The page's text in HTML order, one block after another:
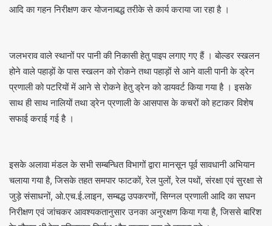
आदि का गहन निरीक्षण कर योजनाबद्ध तरीके से कार्य कराया जा रहा है ।
जलभराव वाले स्थानों पर पानी की निकासी हेतु पाइप लगाए गए हैं । बोल्डर स्खलन
होने वाले पहाड़ों के पास स्खलन को रोकने तथा पहाड़ों से आने वाली पानी के ड्रेन
प्रणाली को पटरियों में आने से रोकने हेतु ड्रेन को डायवर्ट किया गया है । इसके
साथ ही साथ नालियों तथा ड्रेन प्रणाली के आसपास के कचरों को हटाकर विशेष
सफाई कराई गई है ।
इसके अलावा मंडल के सभी सम्बन्धित विभागों द्वारा मानसून पूर्व सावधानी अभियान
चलाया गया है, जिसके तहत समपार फाटकों, रेल पुलों, रेल पथों, संरक्षा एवं सुरक्षा से
जुड़े संसाधनों, ओ.एच.ई.लाइन, सम्बद्ध उपकरणों, सिग्नल प्रणाली आदि का सघन
निरीक्षण एवं जांचकर आवश्यकतानुसार उनका अनुरक्षण किया गया है, जिससे बारिश